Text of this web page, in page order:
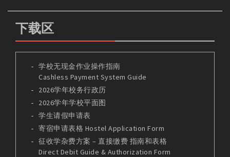
下载区
学校无现金作业操作指南
Cashless Payment System Guide
2026学年校务行政历
2026学年学校平面图
学生请假申请表
寄宿申请表格 Hostel Application Form
征收学杂费方案 – 直接缴费 指南和表格
Direct Debit Guide & Authorization Form